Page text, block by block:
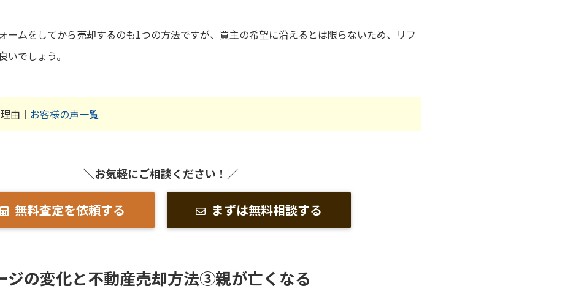
ームをしてから売却するのも1つの方法ですが、買主の希望に沿えるとは限らないため、リフ
いでしょう。
由｜ お客様の声一覧
＼お気軽にご相談ください！／
無料査定を依頼する まずは無料相談する
ジの変化と不動産売却方法③親が亡くなる